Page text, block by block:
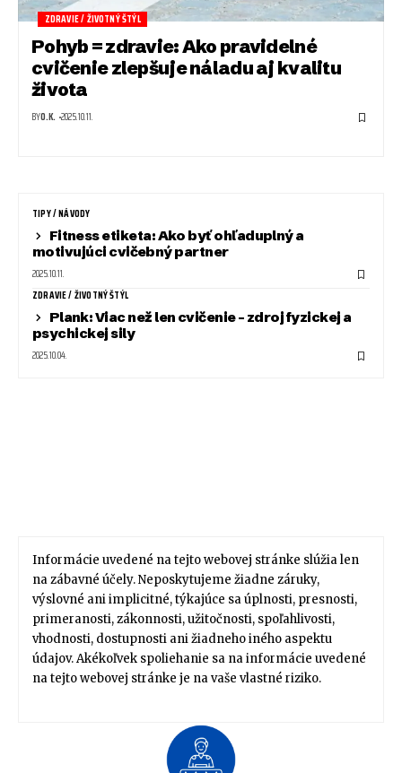
ZDRAVIE / ŽIVOTNÝ ŠTÝL
Pohyb = zdravie: Ako pravidelné
cvičenie zlepšuje náladu aj kvalitu
života
BYO.K. 2025.10.11.
TIPY / NÁVODY
Fitness etiketa: Ako byť ohľaduplný a
motivujúci cvičebný partner
2025.10.11.
ZDRAVIE / ŽIVOTNÝ ŠTÝL
Plank: Viac než len cvičenie – zdroj fyzickej a
psychickej sily
2025.10.04.
Informácie uvedené na tejto webovej stránke slúžia len
na zábavné účely. Neposkytujeme žiadne záruky,
výslovné ani implicitné, týkajúce sa úplnosti, presnosti,
primeranosti, zákonnosti, užitočnosti, spoľahlivosti,
vhodnosti, dostupnosti ani žiadneho iného aspektu
údajov. Akékoľvek spoliehanie sa na informácie uvedené
na tejto webovej stránke je na vaše vlastné riziko.